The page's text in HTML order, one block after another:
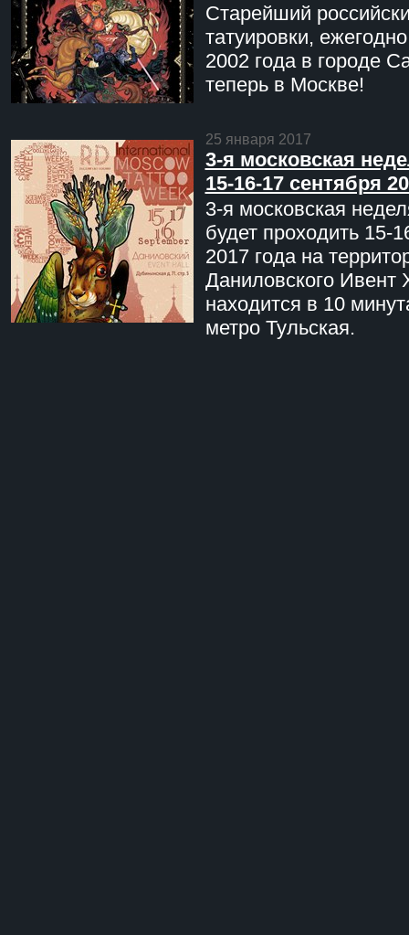
Старейший
татуировки,
2002 года в городе
теперь в Москве!
25 января 2017
3-я московская
15-16-17 сентября
3-я московская
будет проходить 15-
2017 года на
Даниловского Ивент
находится в 10
метро Тульская.